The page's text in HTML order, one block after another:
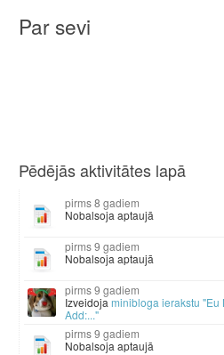
Par sevi
Pēdējās aktivitātes lapā
8 gadiem
Nobalsoja aptaujā
9 gadiem
Nobalsoja aptaujā
9 gadiem
Izveidoja minibloga ierakstu "Eu
Add:..."
9 gadiem
Nobalsoja aptaujā